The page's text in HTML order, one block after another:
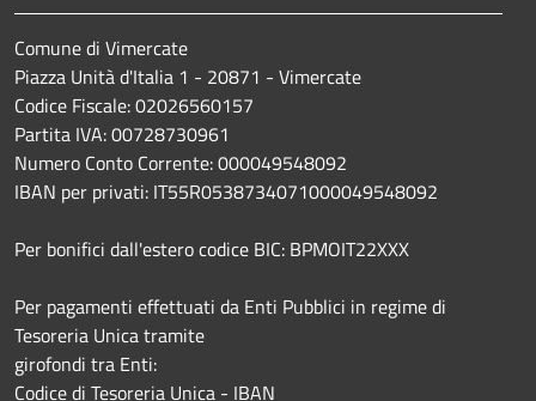
Comune di Vimercate
Piazza Unità d'Italia 1 - 20871 - Vimercate
Codice Fiscale: 02026560157
Partita IVA: 00728730961
Numero Conto Corrente: 000049548092
IBAN per privati: IT55R0538734071000049548092
Per bonifici dall'estero codice BIC: BPMOIT22XXX
Per pagamenti effettuati da Enti Pubblici in regime di
Tesoreria Unica tramite
girofondi tra Enti:
Codice di Tesoreria Unica - IBAN